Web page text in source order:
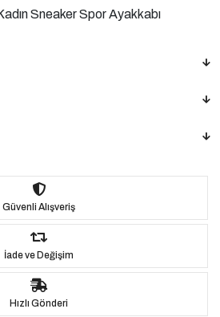
Sneaker Spor Ayakkabı
Güvenli Alışveriş
İade ve Değişim
Hızlı Gönderi